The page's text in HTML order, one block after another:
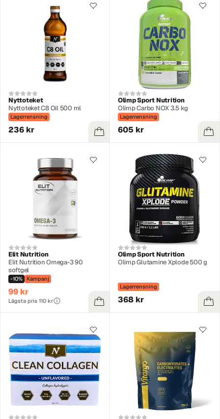
Nyttoteket
Nyttoteket C8 Oil 500 ml
Lagerrensning
236 kr
Olimp Sport Nutrition
Olimp Carbo NOX 3.5 kg
Lagerrensning
605 kr
Elit Nutrition
Elit Nutrition Omega-3 90
softgel
-10% Kampanj
99 kr
Lägsta pris 110 kr
Olimp Sport Nutrition
Olimp Glutamine Xplode 500 g
Lagerrensning
368 kr